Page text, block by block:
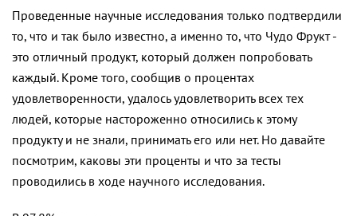
Проведенные научные исследования только подтвердили
то, что и так было известно, а именно то, что Чудо Фрукт -
это отличный продукт, который должен попробовать
каждый. Кроме того, сообщив о процентах
удовлетворенности, удалось удовлетворить всех тех
людей, которые настороженно относились к этому
продукту и не знали, принимать его или нет. Но давайте
посмотрим, каковы эти проценты и что за тесты
проводились в ходе научного исследования.